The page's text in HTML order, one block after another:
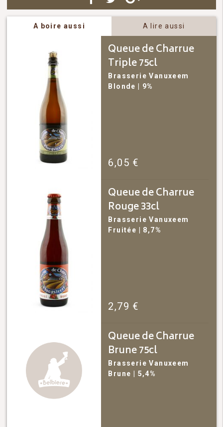
A boire aussi A lire aussi
Queue de Charrue
Triple 75cl
Brasserie Vanuxeem
Blonde
| 9%
6,05 €
Queue de Charrue
Rouge 33cl
Brasserie Vanuxeem
Fruitée
| 8,7%
2,79 €
Queue de Charrue
Brune 75cl
Brasserie Vanuxeem
Brune
| 5,4%